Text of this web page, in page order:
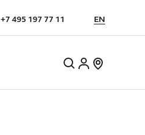
+7 495 197 77 11 EN